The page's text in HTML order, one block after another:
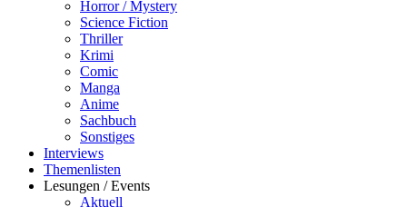
Horror / Mystery
Science Fiction
Thriller
Krimi
Comic
Manga
Anime
Sachbuch
Sonstiges
Interviews
Themenlisten
Lesungen / Events
Aktuell